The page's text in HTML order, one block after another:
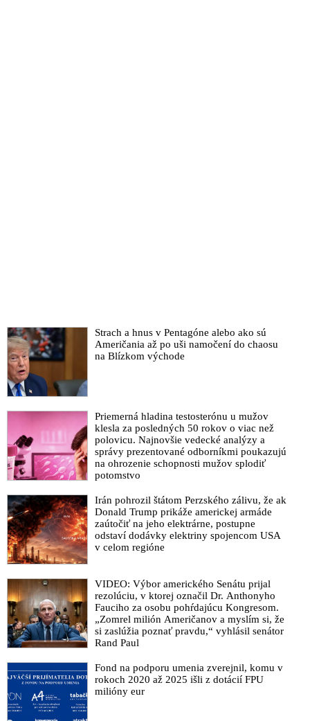
Strach a hnus v Pentagóne alebo ako sú
Američania až po uši namočení do chaosu
na Blízkom východe
Priemerná hladina testosterónu u mužov
klesla za posledných 50 rokov o viac než
polovicu. Najnovšie vedecké analýzy a
správy prezentované odborníkmi poukazujú
na ohrozenie schopnosti mužov splodiť
potomstvo
Irán pohrozil štátom Perzského zálivu, že ak
Donald Trump prikáže americkej armáde
zaútočiť na jeho elektrárne, postupne
odstaví dodávky elektriny spojencom USA
v celom regióne
VIDEO: Výbor amerického Senátu prijal
rezolúciu, v ktorej označil Dr. Anthonyho
Fauciho za osobu pohŕdajúcu Kongresom.
„Zomrel milión Američanov a myslím si, že
si zaslúžia poznať pravdu,“ vyhlásil senátor
Rand Paul
Fond na podporu umenia zverejnil, komu v
rokoch 2020 až 2025 išli z dotácií FPU
milióny eur